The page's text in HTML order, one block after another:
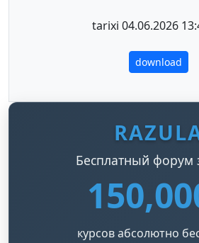
tarixi 04.06.2026
download
Бесплатный форум
курсов абсолютно